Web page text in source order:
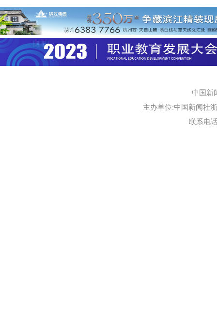
中国新
主办单位:中国新闻社
联系电